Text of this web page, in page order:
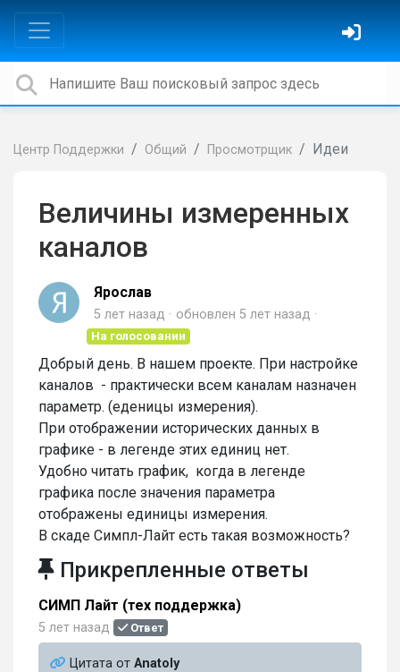
Центр Поддержки Общий Просмотрщик Идеи
Величины измеренных
каналов
Ярослaв
5 лет назад обновлен 5 лет назад
На голосовании
Добрый день. В нашем проекте. При настройке
каналов - практически всем каналам назначен
параметр. (еденицы измерения).
При отображении исторических данных в
графике - в легенде этих единиц нет.
Удобно читать график, когда в легенде
графика после значения параметра
отображены единицы измерения.
В скаде Симпл-Лайт есть такая возможность?
Прикрепленные ответы
СИМП Лайт (тех поддержка)
5 лет назад Ответ
Цитата от Anatoly